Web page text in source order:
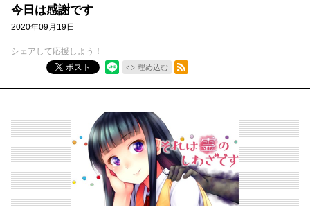
今日は感謝です
2020年09月19日
シェアして応援しよう！
ポスト
埋め込む
RSSフィード